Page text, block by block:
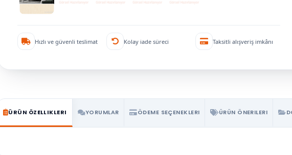
Hızlı ve güvenli teslimat Kolay iade süreci Taksitli alışveriş imkânı
ÜRÜN ÖZELLIKLERI YORUMLAR ÖDEME SEÇENEKLERI ÜRÜN ÖNERILERI